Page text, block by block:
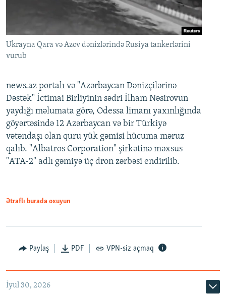
Ukrayna Qara və Azov dənizlərində Rusiya tankerlərini
vurub
news.az portalı və "Azərbaycan Dənizçilərinə
Dəstək" İctimai Birliyinin sədri İlham Nəsirovun
yaydığı məlumata görə, Odessa limanı yaxınlığında
göyərtəsində 12 Azərbaycan və bir Türkiyə
vətəndaşı olan quru yük gəmisi hücuma məruz
qalıb. "Albatros Corporation" şirkətinə məxsus
"ATA-2" adlı gəmiyə üç dron zərbəsi endirilib.
Ətraflı burada oxuyun
Paylaş PDF VPN-siz açmaq
İyul 30, 2026